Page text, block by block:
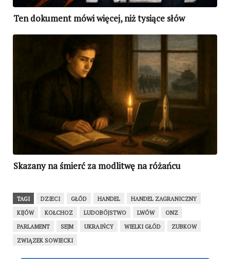
Ten dokument mówi więcej, niż tysiące słów
Skazany na śmierć za modlitwę na różańcu
TAGI DZIECI GŁÓD HANDEL
HANDEL ZAGRANICZNY
KIJÓW
KOŁCHOZ LUDOBÓJSTWO LWÓW
ONZ
PARLAMENT
SEJM UKRAIŃCY WIELKI GŁÓD
ZUBKOW
ZWIĄZEK SOWIECKI